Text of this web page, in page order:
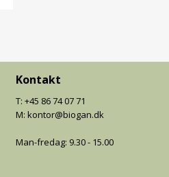
Kontakt
T: +45 86 74 07 71
M: kontor@biogan.dk
Man-fredag: 9.30 - 15.00